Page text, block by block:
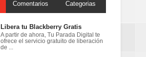
Comentarios Categorias
Libera tu Blackberry Gratis
A partir de ahora, Tu Parada Digital te
ofrece el servicio gratuito de liberación
de ...